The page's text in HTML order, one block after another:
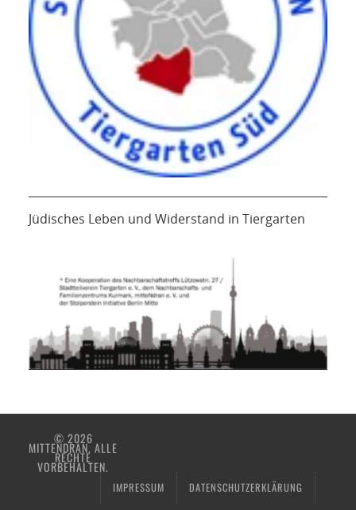
Jüdisches Leben und Widerstand in Tiergarten
© 2026
MITTENDRAN. ALLE
RECHTE
VORBEHALTEN.
IMPRESSUM DATENSCHUTZERKLÄRUNG